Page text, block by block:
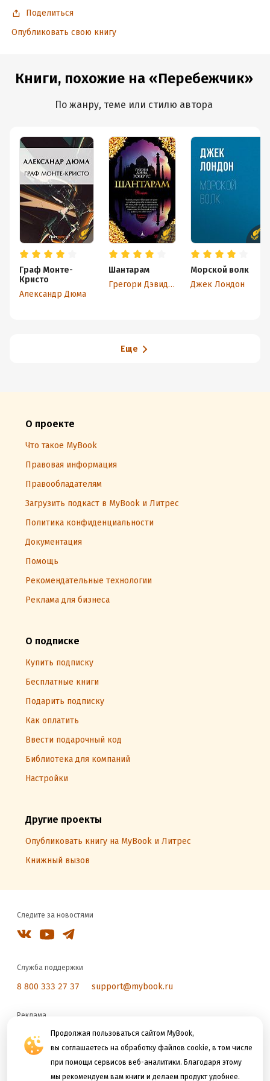
Продолжая пользоваться сайтом MyBook,
вы соглашаетесь на обработку файлов cookie, в том числе
при помощи сервисов веб-аналитики. Благодаря этому
мы рекомендуем вам книги и делаем продукт удобнее.
Поделиться
Опубликовать свою книгу
Книги, похожие на «Перебежчик»
По жанру, теме или стилю автора
Граф Монте-
Кристо
Александр Дюма
Шантарам
Грегори Дэвид Робертс
Морской волк
Джек Лондон
Еще
О проекте
Что такое MyBook
Правовая информация
Правообладателям
Загрузить подкаст в MyBook и Литрес
Политика конфиденциальности
Документация
Помощь
Рекомендательные технологии
Реклама для бизнеса
О подписке
Купить подписку
Бесплатные книги
Подарить подписку
Как оплатить
Ввести подарочный код
Библиотека для компаний
Настройки
Другие проекты
Опубликовать книгу на MyBook и Литрес
Книжный вызов
Следите за новостями
Служба поддержки
8 800 333 27 37 support@mybook.ru
Реклама
reklama@litres.ru
Мы принимаем к оплате